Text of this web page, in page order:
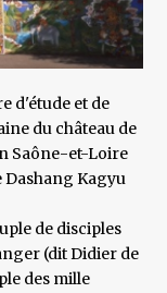
d'étude et de
du château de
Saône-et-Loire
Kagyu
de disciples
(dit Didier de
des mille